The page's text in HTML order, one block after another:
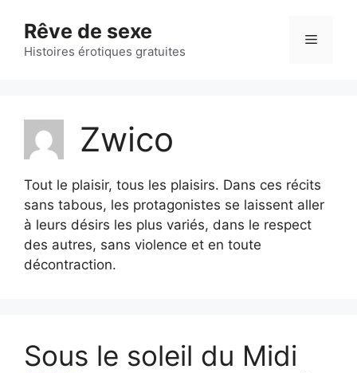
contenu
Rêve de sexe
Histoires érotiques gratuites
Menu
Zwico
Tout le plaisir, tous les plaisirs. Dans ces récits
sans tabous, les protagonistes se laissent aller
à leurs désirs les plus variés, dans le respect
des autres, sans violence et en toute
décontraction.
Sous le soleil du Midi